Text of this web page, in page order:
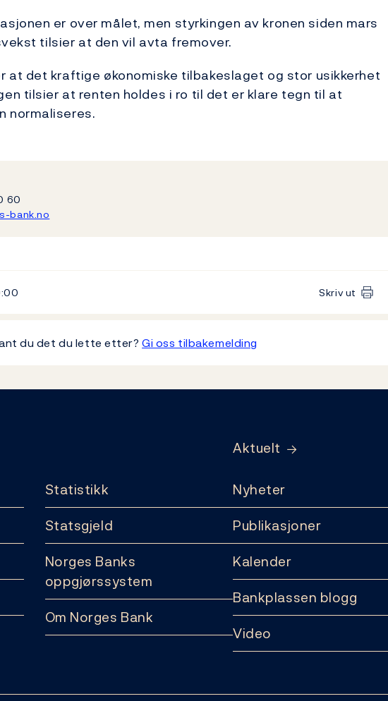
er over målet, men styrkingen av kronen siden mars
tilsier at den vil avta fremover.
at det kraftige økonomiske tilbakeslaget og stor usikkerhet
tilsier at renten holdes i ro til det er klare tegn til at
normaliseres.
60
bank.no
Skriv ut
du det du lette etter?Gi oss tilbakemelding
Statistikk
Statsgjeld
Norges Banks
oppgjørssystem
Om Norges Bank
Aktuelt
Nyheter
Publikasjoner
Kalender
Bankplassen blogg
Video